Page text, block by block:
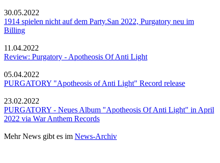
30.05.2022
1914 spielen nicht auf dem Party.San 2022, Purgatory neu im
Billing
11.04.2022
Review: Purgatory - Apotheosis Of Anti Light
05.04.2022
PURGATORY "Apotheosis of Anti Light" Record release
23.02.2022
PURGATORY - Neues Album "Apotheosis Of Anti Light" in April
2022 via War Anthem Records
Mehr News gibt es im News-Archiv